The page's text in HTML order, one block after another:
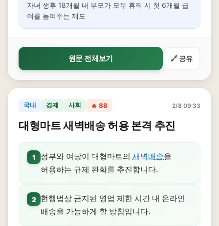
자녀 생후 18개월 내 부모가 모두 휴직 시 첫 6개월 급
여를 높여주는 제도
원문 전체보기 🔗 공유
국내 경제 사회 🔥 88 2/8 09:33
대형마트 새벽배송 허용 본격 추진
1 정부와 여당이 대형마트의 새벽배송을
허용하는 규제 완화를 추진합니다.
2
현행법상 금지된 영업 제한 시간 내 온라인
배송을 가능하게 할 방침입니다.